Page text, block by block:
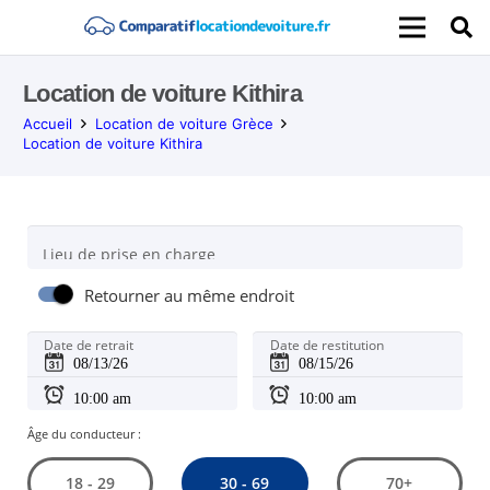
Location de voiture Kithira
Accueil
Location de voiture Grèce
Location de voiture Kithira
Lieu de prise en charge
Retourner au même endroit
Date de retrait Date de restitution
Âge du conducteur :
18 - 29 30 - 69 70+